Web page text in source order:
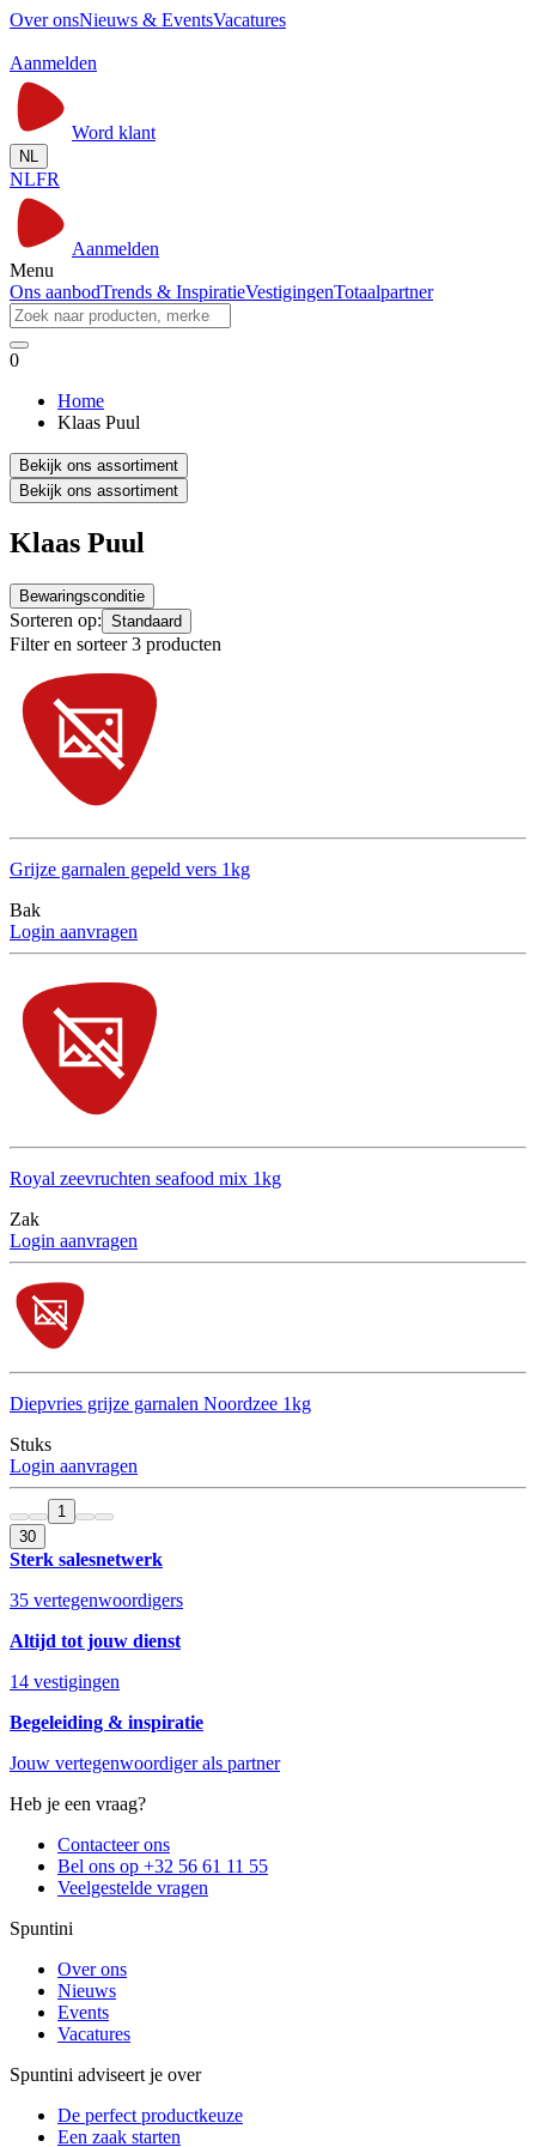
Over onsNieuws & EventsVacatures
Aanmelden
Word klant
NL
NLFR
Aanmelden
Menu
Ons aanbodTrends & InspiratieVestigingenTotaalpartner
0
Home
Klaas Puul
Bekijk ons assortiment
Bekijk ons assortiment
Klaas Puul
Bewaringsconditie
Sorteren op: Standaard
Filter en sorteer 3 producten
Grijze garnalen gepeld vers 1kg
Bak
Login aanvragen
Royal zeevruchten seafood mix 1kg
Zak
Login aanvragen
Diepvries grijze garnalen Noordzee 1kg
Stuks
Login aanvragen
1
30
Sterk salesnetwerk
35 vertegenwoordigers
Altijd tot jouw dienst
14 vestigingen
Begeleiding & inspiratie
Jouw vertegenwoordiger als partner
Heb je een vraag?
Contacteer ons
Bel ons op +32 56 61 11 55
Veelgestelde vragen
Spuntini
Over ons
Nieuws
Events
Vacatures
Spuntini adviseert je over
De perfect productkeuze
Een zaak starten